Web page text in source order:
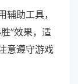
助工具，
”效果，适
意遵守游戏